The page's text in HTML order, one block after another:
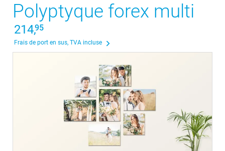
Polyptyque forex multi
214,95
Frais de port en sus, TVA incluse